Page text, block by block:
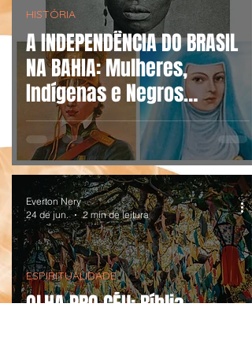
A INDEPENDÊNCIA DO BRASIL
NA BAHIA: Mulheres,
Indígenas e Negros
Lutando Pela Liberdade!
HISTÓRIA
OLHA PRO CÉU: Bíblia,
ESPIRITUALIDADE
Everton Nery
24 de jun.
2 min de leitura